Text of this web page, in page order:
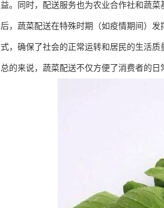
益。同时，配送服务也为农业合作社和蔬菜
后，蔬菜配送在特殊时期（如疫情期间）
式，确保了社会的正常运转和居民的生活质
总的来说，蔬菜配送不仅方便了消费者的